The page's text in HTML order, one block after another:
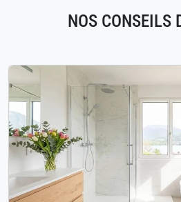
NOS CONSEILS